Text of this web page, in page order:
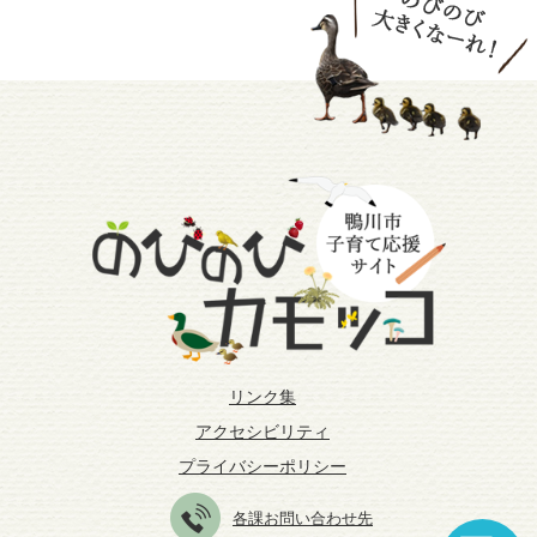
リンク集
アクセシビリティ
プライバシーポリシー
各課お問い合わせ先